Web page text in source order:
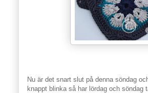
Nu är det snart slut på denna söndag
knappt blinka så har lördag och